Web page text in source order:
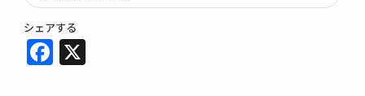
シェアする
Facebook